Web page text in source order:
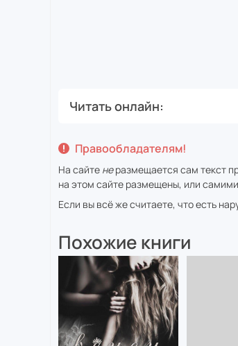
Читать онлайн
Правообладателям!
На сайте неразмещается сам текст
на этом сайте размещены, или
Если вы всё же считаете, что есть
Похожие книги